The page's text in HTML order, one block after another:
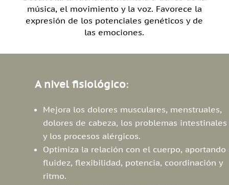
música, el movimiento y la voz. Favorece la
expresión de los potenciales genéticos y de
las emociones.
A nivel fisiológico:
Mejora los dolores musculares, menstruales,
dolores de cabeza, los problemas intestinales
y los procesos alérgicos.
Optimiza la relación con el cuerpo, aportando
fluidez, flexibilidad, potencia, coordinación y
ritmo.